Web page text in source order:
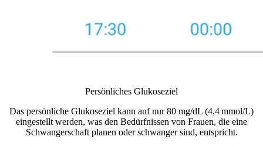
Persönliches Glukoseziel
Das persönliche Glukoseziel kann auf nur 80 mg/dL (4,4 mmol/L)
eingestellt werden, was den Bedürfnissen von Frauen, die eine
Schwangerschaft planen oder schwanger sind, entspricht.